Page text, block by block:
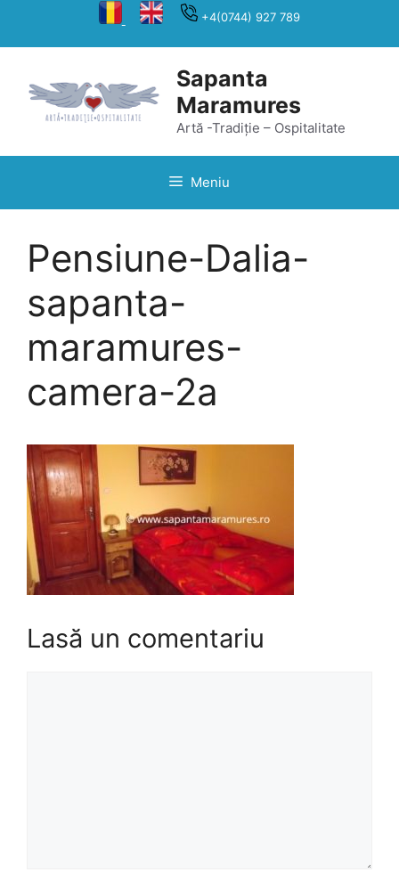
+4(0744) 927 789
Sapanta
Maramures
Artă -Tradiție – Ospitalitate
Meniu
Pensiune-Dalia-
sapanta-
maramures-
camera-2a
Lasă un comentariu